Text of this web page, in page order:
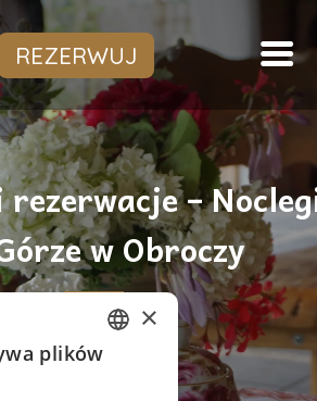
REZERWUJ
–
w Obroczy
×
plików